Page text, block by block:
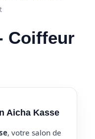
Coiffeur
Aicha Kasse
, votre salon de